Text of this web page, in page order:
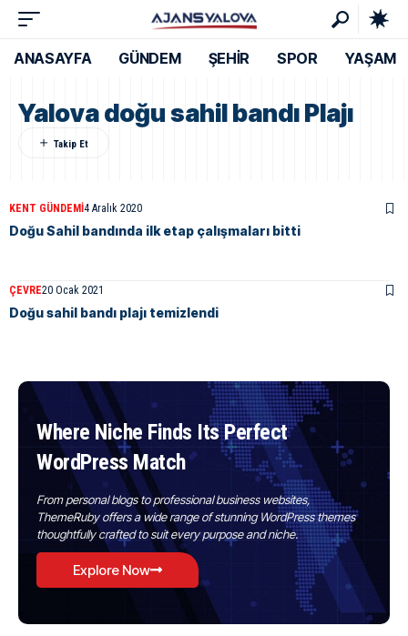
ANASAYFA GÜNDEM ŞEHİR SPOR YAŞAM
Yalova doğu sahil bandı Plajı
KENT GÜNDEMI4 Aralık 2020
Doğu Sahil bandında ilk etap çalışmaları bitti
ÇEVRE20 Ocak 2021
Doğu sahil bandı plajı temizlendi
Where Niche Finds Its Perfect
WordPress Match
From personal blogs to professional business websites,
ThemeRuby offers a wide range of stunning WordPress themes
thoughtfully crafted to suit every purpose and niche.
Explore Now